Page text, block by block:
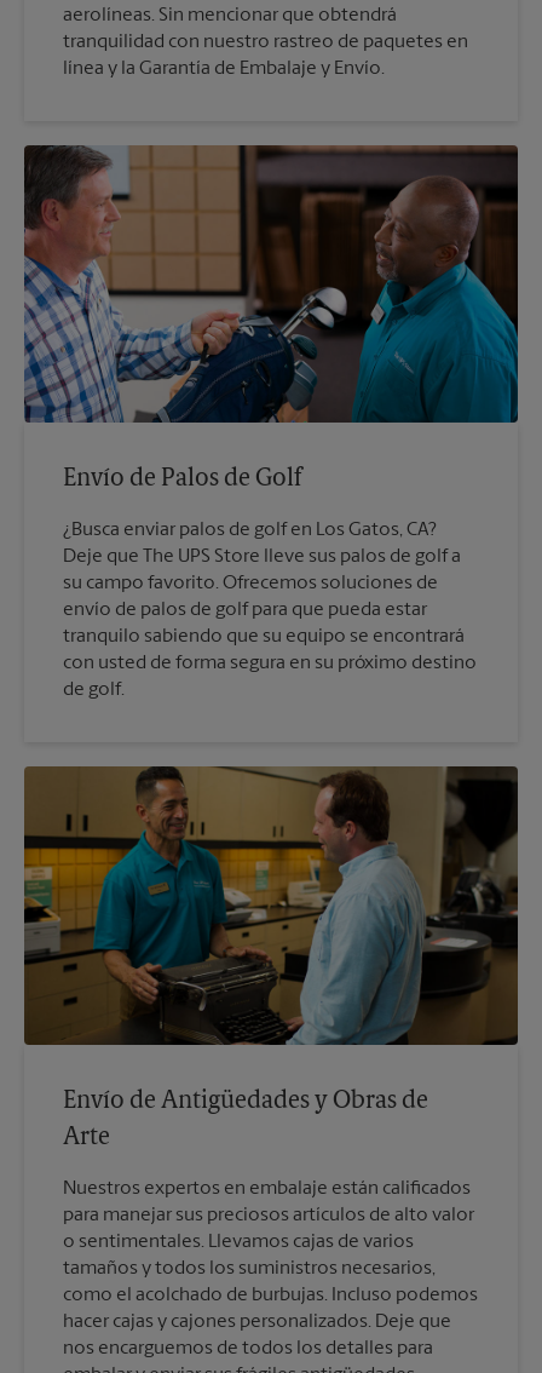
aerolíneas. Sin mencionar que obtendrá
tranquilidad con nuestro rastreo de paquetes en
línea y la Garantía de Embalaje y Envío.
Envío de Palos de Golf
¿Busca enviar palos de golf en Los Gatos, CA?
Deje que The UPS Store lleve sus palos de golf a
su campo favorito. Ofrecemos soluciones de
envío de palos de golf para que pueda estar
tranquilo sabiendo que su equipo se encontrará
con usted de forma segura en su próximo destino
de golf.
Envío de Antigüedades y Obras de
Arte
Nuestros expertos en embalaje están calificados
para manejar sus preciosos artículos de alto valor
o sentimentales. Llevamos cajas de varios
tamaños y todos los suministros necesarios,
como el acolchado de burbujas. Incluso podemos
hacer cajas y cajones personalizados. Deje que
nos encarguemos de todos los detalles para